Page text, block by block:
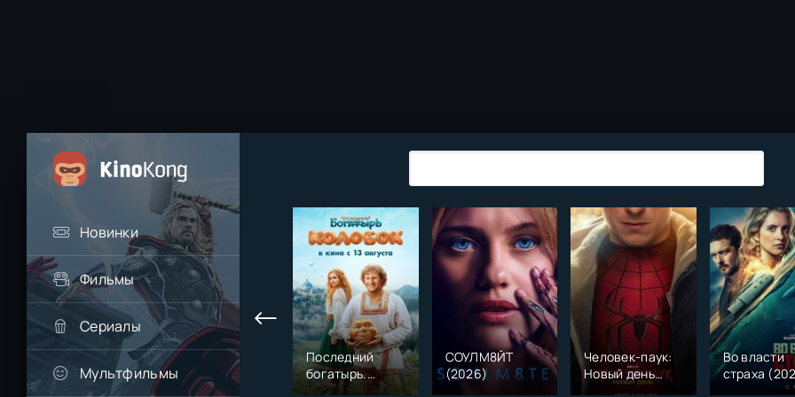
Новинки
Фильмы
Сериалы
Мультфильмы
Последний
богатырь.
Колобок (2026)
СОУЛМ8ЙТ
(2026)
Человек-паук:
Новый день
(2026)
Во власти
страха